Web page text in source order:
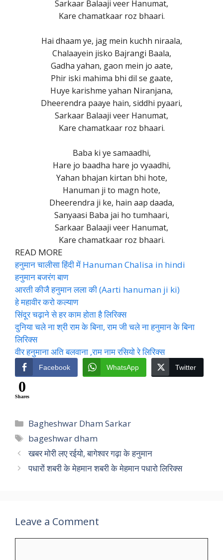
Sarkaar Balaaji veer Hanumat,
Kare chamatkaar roz bhaari.
Hai dhaam ye, jag mein kuchh niraala,
Chalaayein jisko Bajrangi Baala,
Gadha yahan, gaon mein jo aate,
Phir iski mahima bhi dil se gaate,
Huye karishme yahan Niranjana,
Dheerendra paaye hain, siddhi pyaari,
Sarkaar Balaaji veer Hanumat,
Kare chamatkaar roz bhaari.
Baba ki ye samaadhi,
Hare jo baadha hare jo vyaadhi,
Yahan bhajan kirtan bhi hote,
Hanuman ji to magn hote,
Dheerendra ji ke, hain aap daada,
Sanyaasi Baba jai ho tumhaari,
Sarkaar Balaaji veer Hanumat,
Kare chamatkaar roz bhaari.
READ MORE
हनुमान चालीसा हिंदी में Hanuman Chalisa in hindi
हनुमान बजरंग बाण
आरती कीजै हनुमान लला की (Aarti hanuman ji ki)
हे महावीर करो कल्याण
सिंदूर चढ़ाने से हर काम होता है लिरिक्स
दुनिया चले ना श्री राम के बिना, राम जी चले ना हनुमान के बिना
लिरिक्स
वीर हनुमाना अति बलवाना ,राम नाम रसियो रे लिरिक्स
Facebook WhatsApp Twitter
0
Shares
Categories
Bagheshwar Dham Sarkar
Tags
bageshwar dham
खबर मोरी लए रईयो, बागेश्वर गढ़ा के हनुमान
पधारों शबरी के मेहमान शबरी के मेहमान पधारो लिरिक्स
Leave a Comment